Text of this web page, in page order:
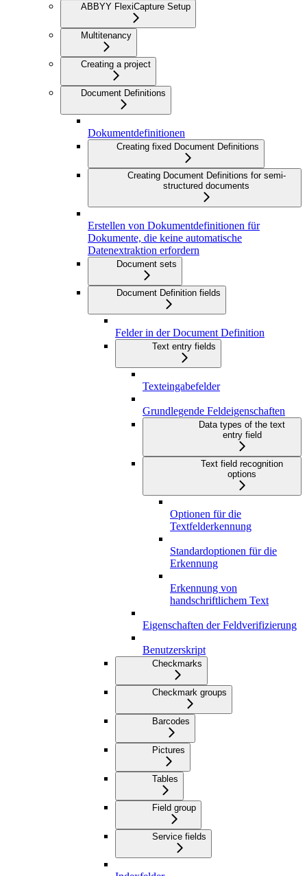
ABBYY FlexiCapture Setup
Multitenancy
Creating a project
Document Definitions
Dokumentdefinitionen
Creating fixed Document Definitions
Creating Document Definitions for semi-
structured documents
Erstellen von Dokumentdefinitionen für
Dokumente, die keine automatische
Datenextraktion erfordern
Document sets
Document Definition fields
Felder in der Document Definition
Text entry fields
Texteingabefelder
Grundlegende Feldeigenschaften
Data types of the text
entry field
Text field recognition
options
Optionen für die
Textfelderkennung
Standardoptionen für die
Erkennung
Erkennung von
handschriftlichem Text
Eigenschaften der Feldverifizierung
Benutzerskript
Checkmarks
Checkmark groups
Barcodes
Pictures
Tables
Field group
Service fields